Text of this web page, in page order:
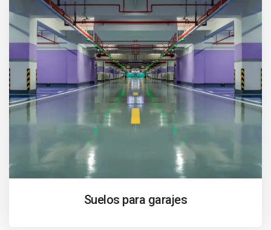
Suelos para garajes